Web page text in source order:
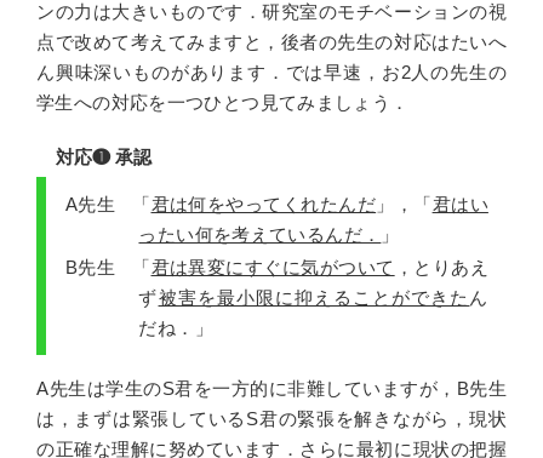
ンの力は大きいものです．研究室のモチベーションの視
点で改めて考えてみますと，後者の先生の対応はたいへ
ん興味深いものがあります．では早速，お2人の先生の
学生への対応を一つひとつ見てみましょう．
対応❶ 承認
A先生 「君は何をやってくれたんだ 」，「君はい
ったい何を考えているんだ．
」
B先生
「君は異変にすぐに気がついて ，とりあえ
ず被害を最小限に抑えることができた ん
だね．」
A先生は学生のS君を一方的に非難していますが，B先生
は，まずは緊張しているS君の緊張を解きながら，現状
の正確な理解に努めています．さらに最初に現状の把握